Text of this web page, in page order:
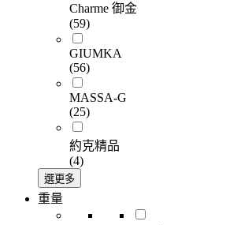
Charme 御金
(59)
GIUMKA
(56)
MASSA-G
(25)
約克精品
(4)
選更多
重量